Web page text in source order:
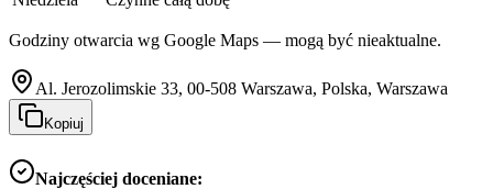
Godziny otwarcia wg Google Maps — mogą być nieaktualne.
Al. Jerozolimskie 33, 00-508 Warszawa, Polska, Warszawa
Kopiuj
Najczęściej doceniane: